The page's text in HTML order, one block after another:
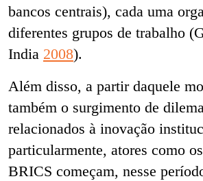
bancos centrais), cada uma
diferentes grupos de trabalho
India 2008).
Além disso, a partir daquele
também o surgimento de
relacionados à inovação
particularmente, atores como
BRICS começam, nesse